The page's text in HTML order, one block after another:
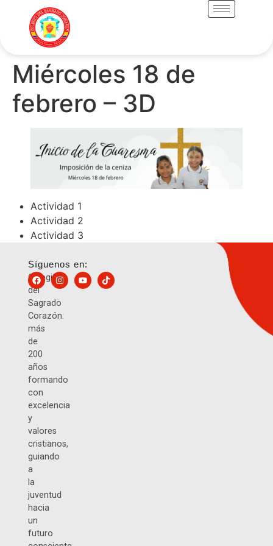
Miércoles 18 de
febrero – 3D
Actividad 1
Actividad 2
Actividad 3
Colegio
del
Sagrado
Corazón:
más
de
200
años
formando
con
excelencia
y
valores
cristianos,
guiando
a
la
juventud
hacia
un
futuro
Síguenos en: